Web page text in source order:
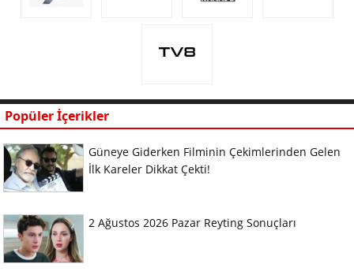
Popüler İçerikler
Güneye Giderken Filminin Çekimlerinden Gelen
İlk Kareler Dikkat Çekti!
2 Ağustos 2026 Pazar Reyting Sonuçları